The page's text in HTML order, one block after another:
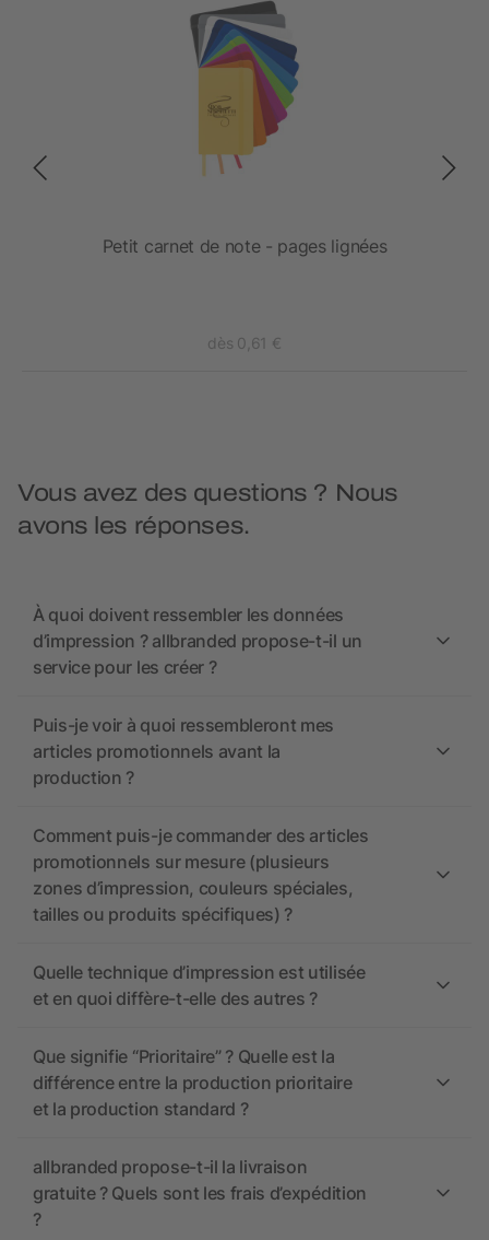
Petit carnet de note - pages lignées
dès 0,61 €
Vous avez des questions ? Nous
avons les réponses.
À quoi doivent ressembler les données
d’impression ? allbranded propose-t-il un
service pour les créer ?
Puis-je voir à quoi ressembleront mes
articles promotionnels avant la
production ?
Comment puis-je commander des articles
promotionnels sur mesure (plusieurs
zones d’impression, couleurs spéciales,
tailles ou produits spécifiques) ?
Quelle technique d’impression est utilisée
et en quoi diffère-t-elle des autres ?
Que signifie “Prioritaire” ? Quelle est la
différence entre la production prioritaire
et la production standard ?
allbranded propose-t-il la livraison
gratuite ? Quels sont les frais d’expédition
?